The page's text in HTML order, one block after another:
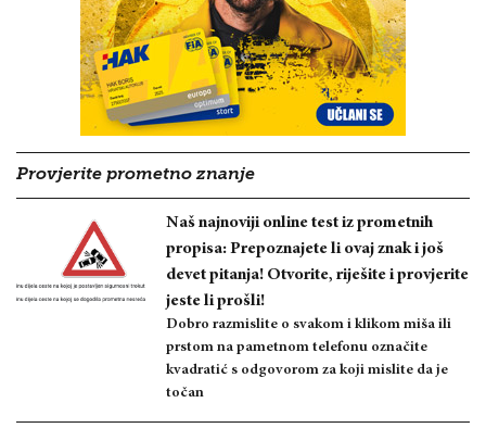
Provjerite prometno znanje
Naš najnoviji online test iz prometnih
propisa: Prepoznajete li ovaj znak i još
devet pitanja! Otvorite, riješite i provjerite
jeste li prošli!
Dobro razmislite o svakom i klikom miša ili
prstom na pametnom telefonu označite
kvadratić s odgovorom za koji mislite da je
točan